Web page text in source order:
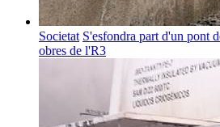
Societat S'esfondra part d'un pont
obres de l'R3